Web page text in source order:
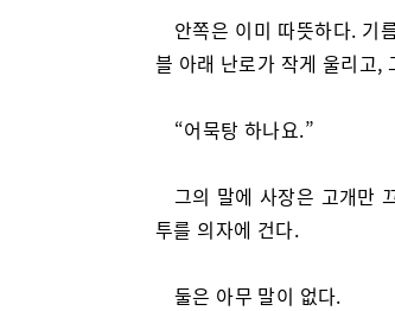
안쪽은 이미 따뜻하다. 기
블 아래 난로가 작게 울리고,
“어묵탕 하나요.”
그의 말에 사장은 고개만
투를 의자에 건다.
둘은 아무 말이 없다.